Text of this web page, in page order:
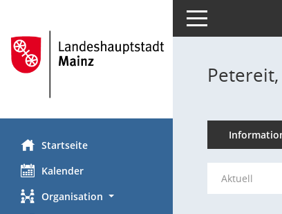
Startseite
Kalender
Organisation
Toggle navigation
Aktuell